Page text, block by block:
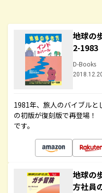
地球の
2-1983
D-Books
1981年、旅人のバイブルと
の初版が復刻版で再登場
です。
地球の
方社員